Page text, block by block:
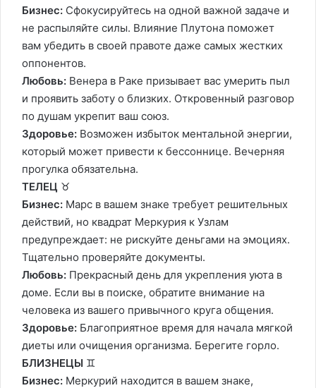
Бизнес: Сфокусируйтесь на одной важной задаче и
не распыляйте силы. Влияние Плутона поможет
вам убедить в своей правоте даже самых жестких
оппонентов.
Любовь: Венера в Раке призывает вас умерить пыл
и проявить заботу о близких. Откровенный разговор
по душам укрепит ваш союз.
Здоровье: Возможен избыток ментальной энергии,
который может привести к бессоннице. Вечерняя
прогулка обязательна.
ТЕЛЕЦ ♉️
Бизнес: Марс в вашем знаке требует решительных
действий, но квадрат Меркурия к Узлам
предупреждает: не рискуйте деньгами на эмоциях.
Тщательно проверяйте документы.
Любовь: Прекрасный день для укрепления уюта в
доме. Если вы в поиске, обратите внимание на
человека из вашего привычного круга общения.
Здоровье: Благоприятное время для начала мягкой
диеты или очищения организма. Берегите горло.
БЛИЗНЕЦЫ ♊️
Бизнес: Меркурий находится в вашем знаке,